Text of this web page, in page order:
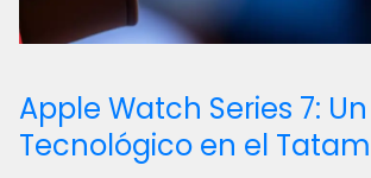
Apple Watch Series 7:
Tecnológico en el